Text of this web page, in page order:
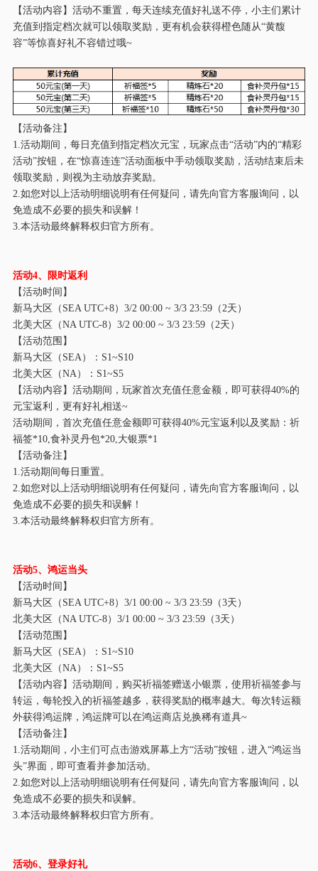
【活动内容】活动不重置，每天连续充值好礼送不停，小主们累计
充值到指定档次就可以领取奖励，更有机会获得橙色随从“黄馥
容”等惊喜好礼不容错过哦~
【活动备注】
1.活动期间，每日充值到指定档次元宝，玩家点击“活动”内的“精彩
活动”按钮，在“惊喜连连”活动面板中手动领取奖励，活动结束后未
领取奖励，则视为主动放弃奖励。
2.如您对以上活动明细说明有任何疑问，请先向官方客服询问，以
免造成不必要的损失和误解！
3.本活动最终解释权归官方所有。
活动4、限时返利
【活动时间】
新马大区（SEA UTC+8） 3/2 00:00 ~ 3/3 23:59（2天）
北美大区（NA UTC-8） 3/2 00:00 ~ 3/3 23:59（2天）
【活动范围】
新马大区（SEA）：S1~S10
北美大区（NA）：S1~S5
【活动内容】活动期间，玩家首次充值任意金额，即可获得40%的
元宝返利，更有好礼相送~
活动期间，首次充值任意金额即可获得40%元宝返利以及奖励：祈
福签*10,食补灵丹包*20,大银票*1
【活动备注】
1.活动期间每日重置。
2.如您对以上活动明细说明有任何疑问，请先向官方客服询问，以
免造成不必要的损失和误解！
3.本活动最终解释权归官方所有。
活动5、鸿运当头
【活动时间】
新马大区（SEA UTC+8） 3/1 00:00 ~ 3/3 23:59（3天）
北美大区（NA UTC-8） 3/1 00:00 ~ 3/3 23:59（3天）
【活动范围】
新马大区（SEA）：S1~S10
北美大区（NA）：S1~S5
【活动内容】活动期间，购买祈福签赠送小银票，使用祈福签参与
转运，每轮投入的祈福签越多，获得奖励的概率越大。每次转运额
外获得鸿运牌，鸿运牌可以在鸿运商店兑换稀有道具~
【活动备注】
1.活动期间，小主们可点击游戏屏幕上方“活动”按钮，进入“鸿运当
头”界面，即可查看并参加活动。
2.如您对以上活动明细说明有任何疑问，请先向官方客服询问，以
免造成不必要的损失和误解。
3.本活动最终解释权归官方所有。
活动6、登录好礼